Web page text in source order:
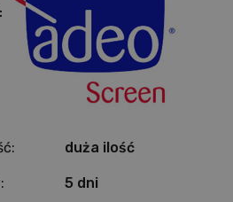
duża ilość
5 dni